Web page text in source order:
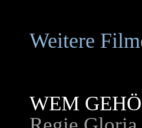
Weitere
WEM